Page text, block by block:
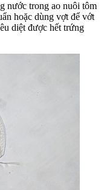
nước trong ao nuôi tôm
hoặc dùng vợt để vớt
diệt được hết trứng